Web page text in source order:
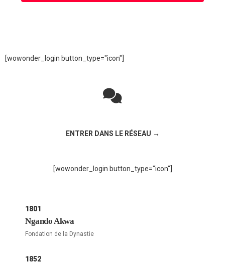
[wowonder_login button_type="icon"]
ENTRER DANS LE RÉSEAU →
[wowonder_login button_type="icon"]
1801
Ngando Akwa
Fondation de la Dynastie
1852